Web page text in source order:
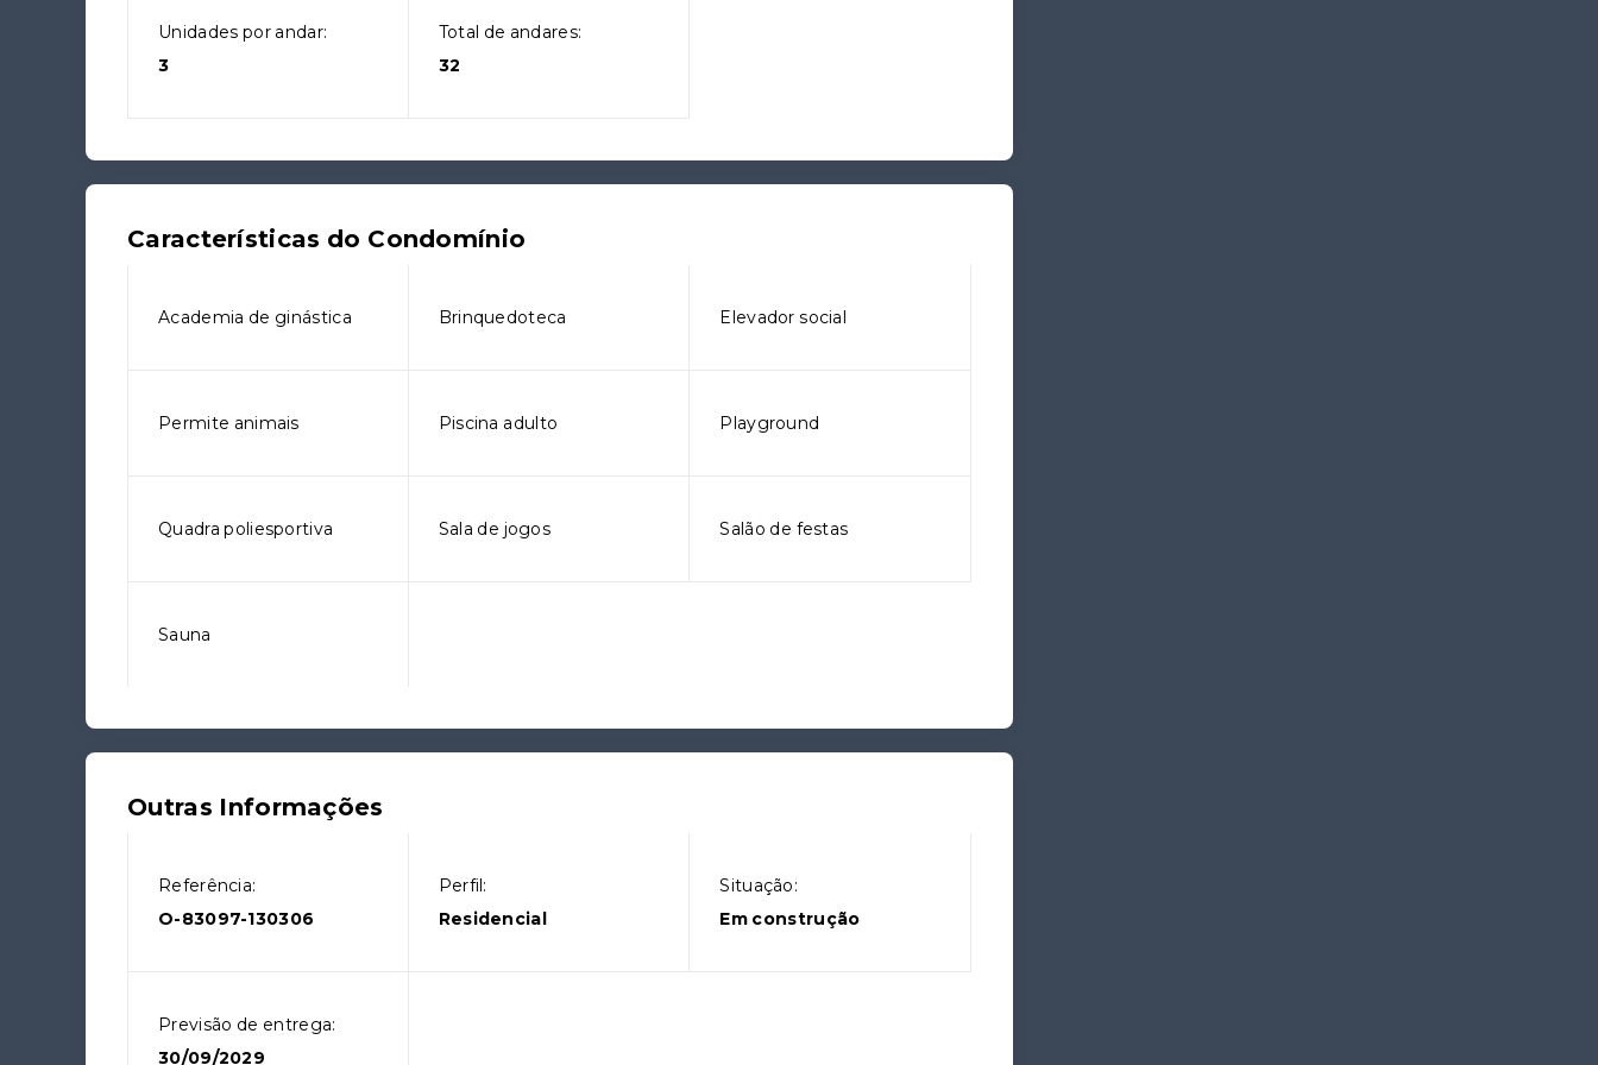
Unidades por andar:
3
Total de andares:
32
Características do Condomínio
Academia de ginástica Brinquedoteca Elevador social
Permite animais Piscina adulto Playground
Quadra poliesportiva Sala de jogos Salão de festas
Sauna
Outras Informações
Referência:
O-83097-130306
Perfil:
Residencial
Situação:
Em construção
Previsão de entrega:
30/09/2029